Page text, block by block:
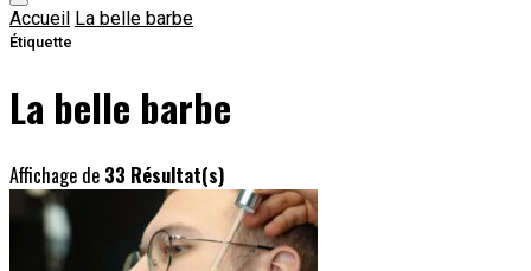
Accueil La belle barbe
Étiquette
La belle barbe
Affichage de 33 Résultat(s)